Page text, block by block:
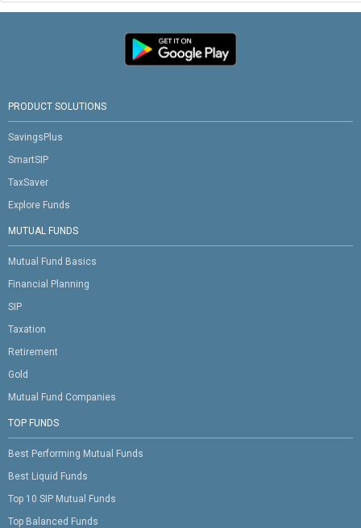
PRODUCT SOLUTIONS
SavingsPlus
SmartSIP
TaxSaver
Explore Funds
MUTUAL FUNDS
Mutual Fund Basics
Financial Planning
SIP
Taxation
Retirement
Gold
Mutual Fund Companies
TOP FUNDS
Best Performing Mutual Funds
Best Liquid Funds
Top 10 SIP Mutual Funds
Top Balanced Funds